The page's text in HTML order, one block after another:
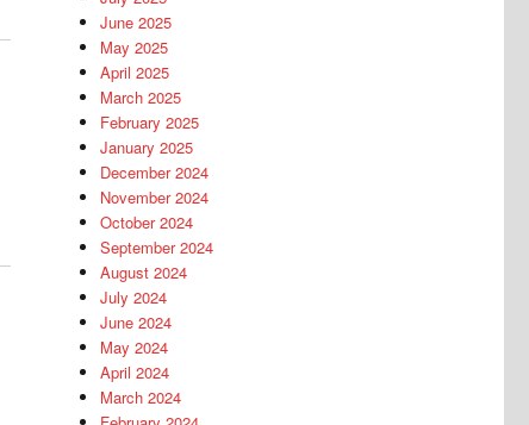
June 2025
May 2025
April 2025
March 2025
February 2025
January 2025
December 2024
November 2024
October 2024
September 2024
August 2024
July 2024
June 2024
May 2024
April 2024
March 2024